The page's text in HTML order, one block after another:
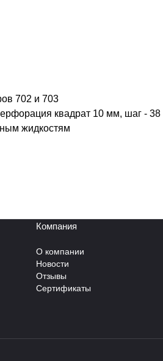
702 и 703
квадрат 10 мм, шаг -
жидкостям
Компания
О компании
Новости
Отзывы
Сертификаты